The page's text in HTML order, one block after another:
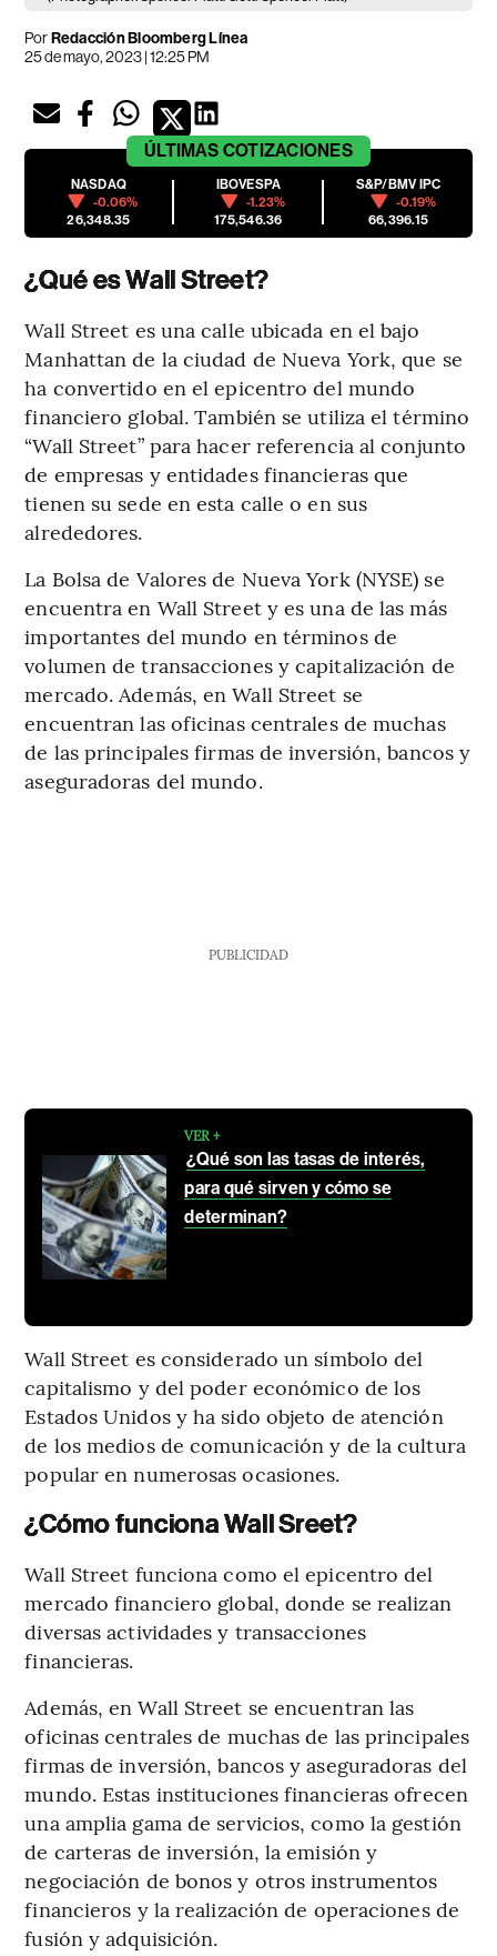
PorRedacción Bloomberg Línea
25 de mayo, 2023 | 12:25 PM
ÚLTIMAS COTIZACIONES
NASDAQ
-0.06%
26,348.35
IBOVESPA
-1.23%
175,546.36
S&P/BMV IPC
-0.19%
66,396.15
¿Qué es Wall Street?
Wall Street es una calle ubicada en el bajo
Manhattan de la ciudad de Nueva York, que se
ha convertido en el epicentro del mundo
financiero global. También se utiliza el término
“Wall Street” para hacer referencia al conjunto
de empresas y entidades financieras que
tienen su sede en esta calle o en sus
alrededores.
La Bolsa de Valores de Nueva York (NYSE) se
encuentra en Wall Street y es una de las más
importantes del mundo en términos de
volumen de transacciones y capitalización de
mercado. Además, en Wall Street se
encuentran las oficinas centrales de muchas
de las principales firmas de inversión, bancos y
aseguradoras del mundo.
PUBLICIDAD
VER +
¿Qué son las tasas de interés,
para qué sirven y cómo se
determinan?
Wall Street es considerado un símbolo del
capitalismo y del poder económico de los
Estados Unidos y ha sido objeto de atención
de los medios de comunicación y de la cultura
popular en numerosas ocasiones.
¿Cómo funciona Wall Sreet?
Wall Street funciona como el epicentro del
mercado financiero global, donde se realizan
diversas actividades y transacciones
financieras.
Además, en Wall Street se encuentran las
oficinas centrales de muchas de las principales
firmas de inversión, bancos y aseguradoras del
mundo. Estas instituciones financieras ofrecen
una amplia gama de servicios, como la gestión
de carteras de inversión, la emisión y
negociación de bonos y otros instrumentos
financieros y la realización de operaciones de
fusión y adquisición.